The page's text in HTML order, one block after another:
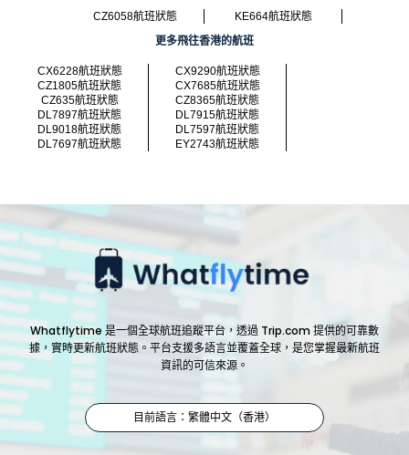
CZ6058航班狀態
KE664航班狀態
更多飛往香港的航班
CX6228航班狀態
CX9290航班狀態
CZ1805航班狀態
CX7685航班狀態
CZ635航班狀態
CZ8365航班狀態
DL7897航班狀態
DL7915航班狀態
DL9018航班狀態
DL7597航班狀態
DL7697航班狀態
EY2743航班狀態
Whatflytime 是一個全球航班追蹤平台，透過 Trip.com 提供的可靠數
據，實時更新航班狀態。平台支援多語言並覆蓋全球，是您掌握最新航班
資訊的可信來源。
目前語言：繁體中文（香港）